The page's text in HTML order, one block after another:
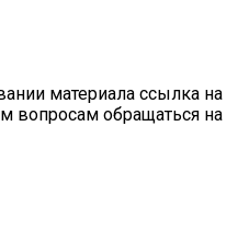
материала ссылка на
вопросам обращаться на